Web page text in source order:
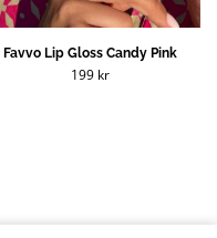
Favvo Lip Gloss Candy Pink
199 kr